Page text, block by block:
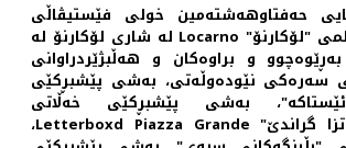
حه‌فتاوهه‌شته‌مین خولی فێستیڤاڵی
نێونه‌ته‌وه‌یی فیلمی "لۆکارنۆ" Locarno له شاری لۆکارنۆ له
و براوه‌کان و هه‌ڵبژێردراوانی
سه‌ره‌کی نێوده‌وڵه‌تی، به‌شی پێشبڕکێی
به‌شی پێشبڕکێی خه‌ڵاتی
"لێتێربۆکسد پیاتزا گراندێ" Letterboxd Piazza Grande،